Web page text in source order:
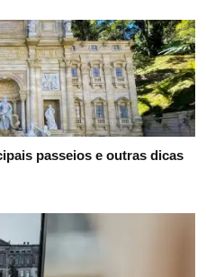
passeios e outras dicas